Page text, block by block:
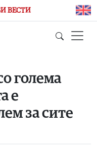
ВЕСТИ
голема
е
за сите